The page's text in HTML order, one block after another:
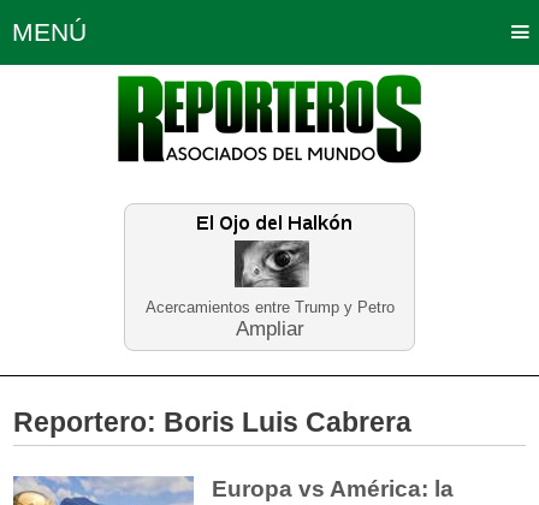
Acercamientos entre Trump y Petro
Ampliar
MENÚ
Política Opinión Bogotá
Planeta Tierra Deportes
Educación Neira
Reportero: Boris Luis Cabrera
Europa vs América: la